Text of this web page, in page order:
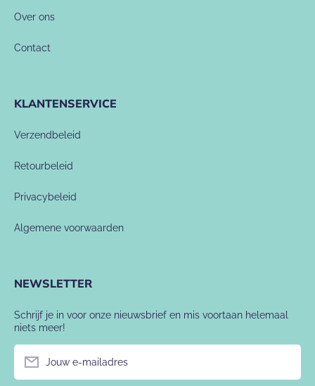
Over ons
Contact
KLANTENSERVICE
Verzendbeleid
Retourbeleid
Privacybeleid
Algemene voorwaarden
NEWSLETTER
Schrijf je in voor onze nieuwsbrief en mis voortaan helemaal
niets meer!
Jouw e-mailadres